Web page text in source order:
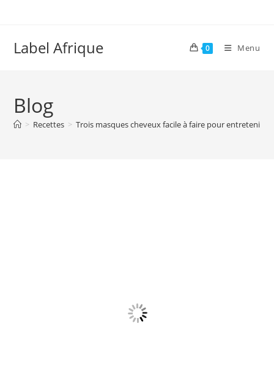
Label Afrique 0 Menu
Blog
> Recettes > Trois masques cheveux facile à faire pour entretenir